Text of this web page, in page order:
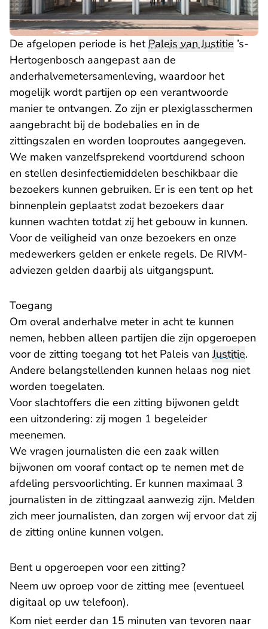
De afgelopen periode is hetPaleis van Justitie ’s-
Hertogenbosch aangepast aan de
anderhalvemetersamenleving, waardoor het
mogelijk wordt partijen op een verantwoorde
manier te ontvangen. Zo zijn er plexiglasschermen
aangebracht bij de bodebalies en in de
zittingszalen en worden looproutes aangegeven.
We maken vanzelfsprekend voortdurend schoon
en stellen desinfectiemiddelen beschikbaar die
bezoekers kunnen gebruiken. Er is een tent op het
binnenplein geplaatst zodat bezoekers daar
kunnen wachten totdat zij het gebouw in kunnen.
Voor de veiligheid van onze bezoekers en onze
medewerkers gelden er enkele regels. De RIVM-
adviezen gelden daarbij als uitgangspunt.
Toegang
Om overal anderhalve meter in acht te kunnen
nemen, hebben alleen partijen die zijn opgeroepen
voor de zitting toegang tot het Paleis vanJustitie.
Andere belangstellenden kunnen helaas nog niet
worden toegelaten.
Voor slachtoffers die een zitting bijwonen geldt
een uitzondering: zij mogen 1 begeleider
meenemen.
We vragen journalisten die een zaak willen
bijwonen om vooraf contact op te nemen met de
afdeling persvoorlichting. Er kunnen maximaal 3
journalisten in de zittingzaal aanwezig zijn. Melden
zich meer journalisten, dan zorgen wij ervoor dat zij
de zitting online kunnen volgen.
Bent u opgeroepen voor een zitting?
Neem uw oproep voor de zitting mee (eventueel
digitaal op uw telefoon).
Kom niet eerder dan 15 minuten van tevoren naar